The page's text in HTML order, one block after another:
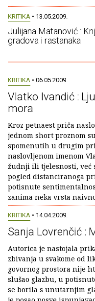
KRITIKA • 13.05.2009.
Julijana Matanović :
gradova i rastanaka
KRITIKA • 06.05.2009.
Vlatko Ivandić :
mora
Kroz petnaest priča
jednom short proznom
spomenutih u drugim
naslovljenom imenom
žudnji ili tjelesnosti, već
pogled distanciranoga
potisnute
zanima neka vrsta
KRITIKA • 14.04.2009.
Sanja Lovrenčić :
Autorica je nastojala
zbivanja u svakome od
govornog prostora nije
slušao glazbu, u
se borila s unutarnjim